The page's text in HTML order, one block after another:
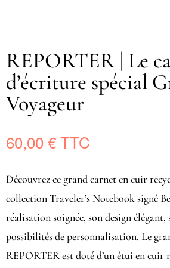
REPORTER | Le
d’écriture spécial
Voyageur
60,00€
Découvrez ce grand carnet en cuir
collection Traveler’s Notebook signé
réalisation soignée, son design élégant,
possibilités de personnalisation. Le
REPORTER est doté d’un étui en cuir